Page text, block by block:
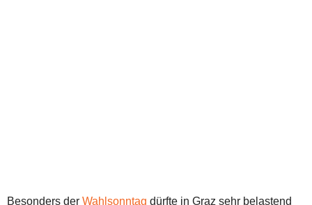
Besonders der Wahlsonntag dürfte in Graz sehr belastend